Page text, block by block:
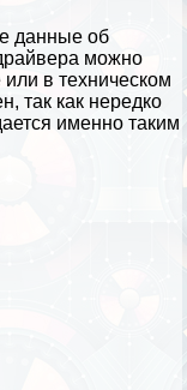
данные об
можно
в техническом
так как нередко
именно таким